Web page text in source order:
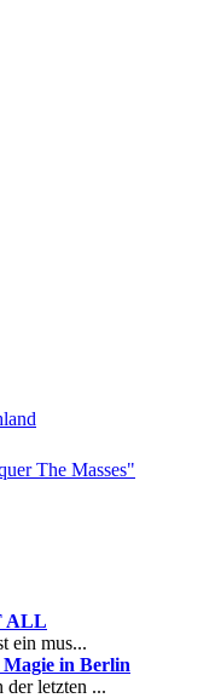
The Masses"
ALL
ein mus...
in Berlin
letzten ...